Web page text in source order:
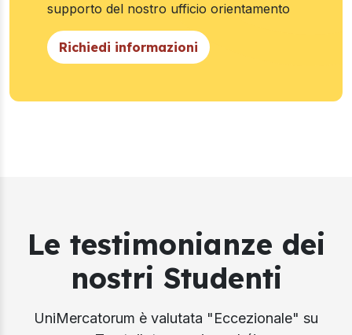
supporto del nostro ufficio orientamento
Richiedi informazioni
Le testimonianze dei
nostri Studenti
UniMercatorum è valutata "Eccezionale" su